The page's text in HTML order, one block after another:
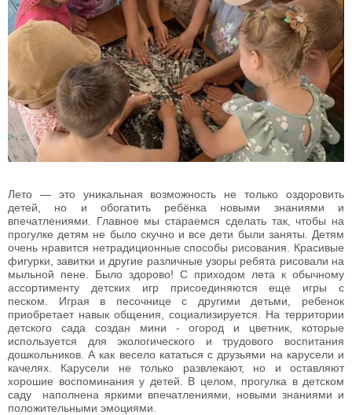
Лето — это уникальная возможность не только оздоровить
детей, но и обогатить ребёнка новыми знаниями и
впечатлениями. Главное мы стараемся сделать так, чтобы на
прогулке детям не было скучно и все дети были заняты. Детям
очень нравится нетрадиционные способы рисования. Красивые
фигурки, завитки и другие различные узоры ребята рисовали на
мыльной пене. Было здорово! С приходом лета к обычному
ассортименту детских игр присоединяются еще игры с
песком. Играя в песочнице с другими детьми, ребенок
приобретает навык общения, социализируется. На территории
детского сада создан мини - огород и цветник, которые
используется для экологического и трудового воспитания
дошкольников. А как весело кататься с друзьями на карусели и
качелях. Карусели не только развлекают, но и оставляют
хорошие воспоминания у детей. В целом, прогулка в детском
саду наполнена яркими впечатлениями, новыми знаниями и
положительными эмоциями.